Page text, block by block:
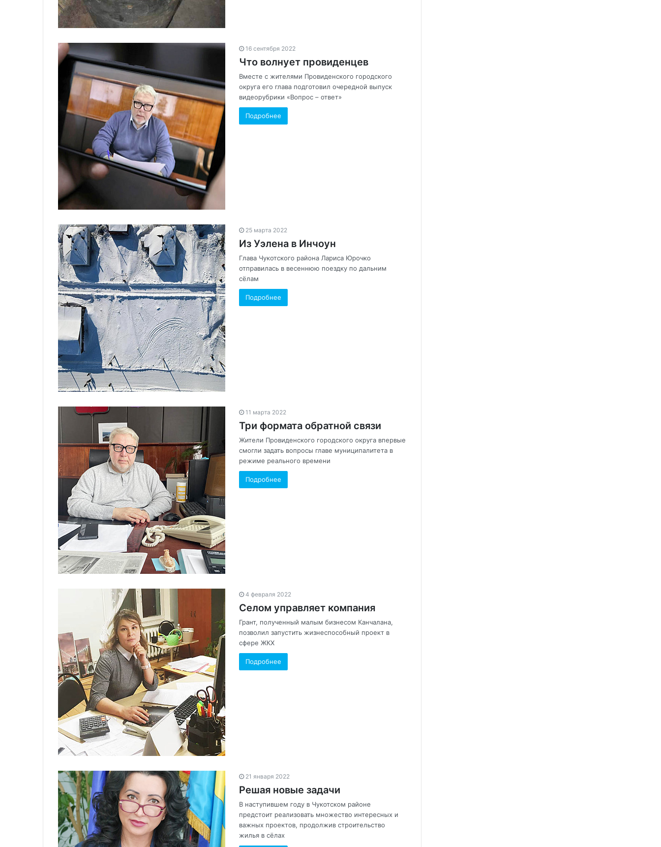
16 сентября 2022
Что волнует провиденцев
Вместе с жителями Провиденского городского
округа его глава подготовил очередной выпуск
видеорубрики «Вопрос – ответ»
Подробнее
25 марта 2022
Из Уэлена в Инчоун
Глава Чукотского района Лариса Юрочко
отправилась в весеннюю поездку по дальним
сёлам
Подробнее
11 марта 2022
Три формата обратной связи
Жители Провиденского городского округа впервые
смогли задать вопросы главе муниципалитета в
режиме реального времени
Подробнее
4 февраля 2022
Селом управляет компания
Грант, полученный малым бизнесом Канчалана,
позволил запустить жизнеспособный проект в
сфере ЖКХ
Подробнее
21 января 2022
Решая новые задачи
В наступившем году в Чукотском районе
предстоит реализовать множество интересных и
важных проектов, продолжив строительство
жилья в сёлах